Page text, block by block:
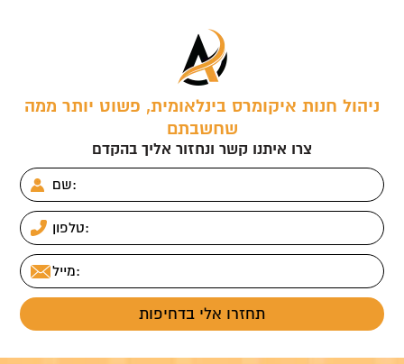
ניהול חנות איקומרס בינלאומית, פשוט יותר ממה
שחשבתם
צרו איתנו קשר ונחזור אליך בהקדם